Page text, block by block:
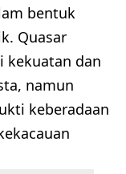
bentuk
Quasar
kekuatan dan
namun
keberadaan